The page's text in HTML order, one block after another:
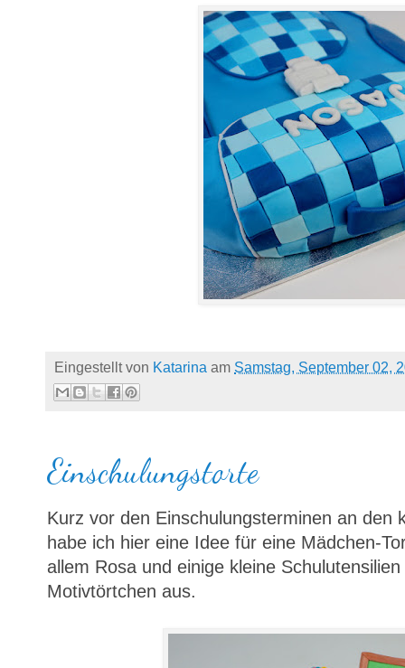
Eingestellt von Katarina am Samstag, September 02,
Einschulungstorte
Kurz vor den Einschulungsterminen an den
habe ich hier eine Idee für eine Mädchen-
allem Rosa und einige kleine
Motivtörtchen aus.